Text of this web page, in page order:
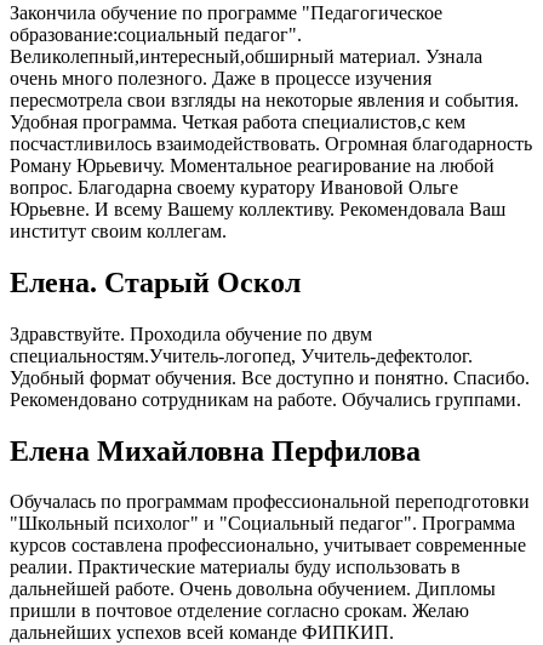
Закончила обучение по программе "Педагогическое
образование:социальный педагог".
Великолепный,интересный,обширный материал. Узнала
очень много полезного. Даже в процессе изучения
пересмотрела свои взгляды на некоторые явления и события.
Удобная программа. Четкая работа специалистов,с кем
посчастливилось взаимодействовать. Огромная благодарность
Роману Юрьевичу. Моментальное реагирование на любой
вопрос. Благодарна своему куратору Ивановой Ольге
Юрьевне. И всему Вашему коллективу. Рекомендовала Ваш
институт своим коллегам.
Елена. Старый Оскол
Здравствуйте. Проходила обучение по двум
специальностям.Учитель-логопед, Учитель-дефектолог.
Удобный формат обучения. Все доступно и понятно. Спасибо.
Рекомендовано сотрудникам на работе. Обучались группами.
Елена Михайловна Перфилова
Обучалась по программам профессиональной переподготовки
"Школьный психолог" и "Социальный педагог". Программа
курсов составлена профессионально, учитывает современные
реалии. Практические материалы буду использовать в
дальнейшей работе. Очень довольна обучением. Дипломы
пришли в почтовое отделение согласно срокам. Желаю
дальнейших успехов всей команде ФИПКИП.